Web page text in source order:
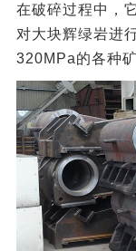
在破碎过程中，
对大块辉绿岩进
320MPa的各种